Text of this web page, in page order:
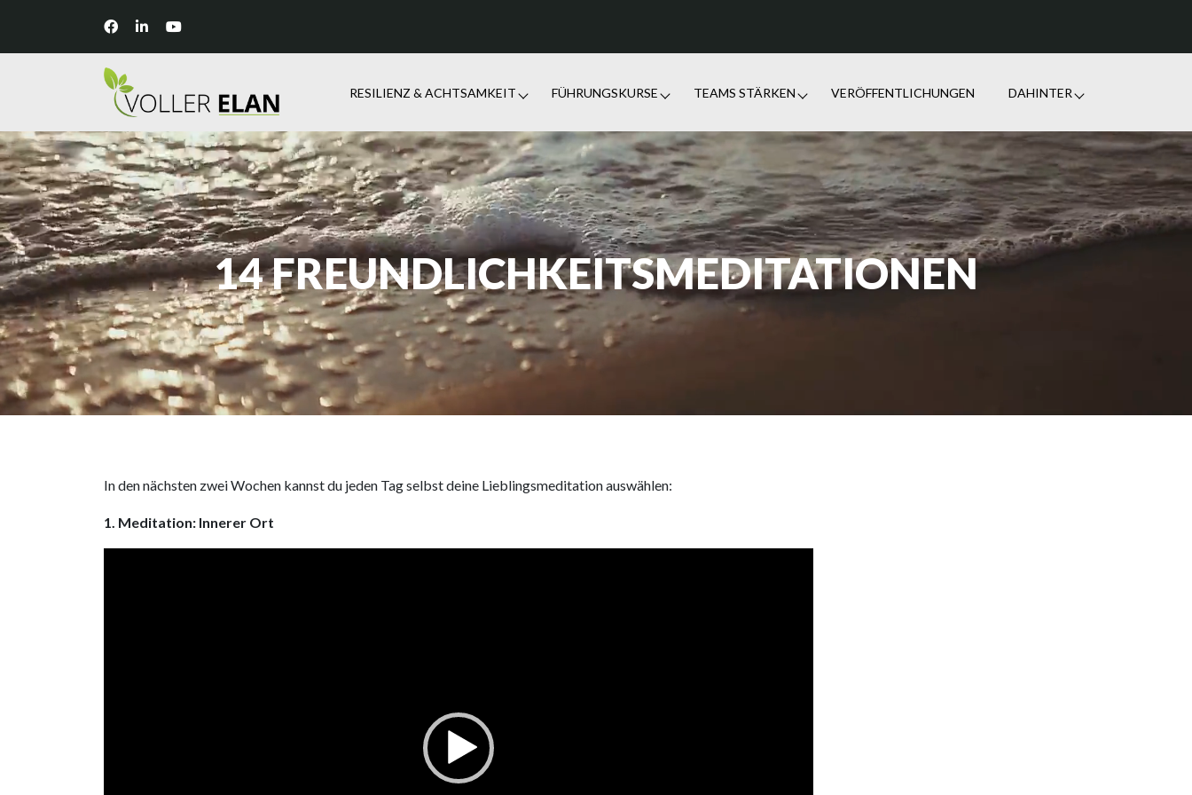
RESILIENZ & ACHTSAMKEIT FÜHRUNGSKURSE TEAMS STÄRKEN VERÖFFENTLICHUNGEN DAHINTER
14 FREUNDLICHKEITSMEDITATIONEN
In den nächsten zwei Wochen kannst du jeden Tag selbst deine Lieblingsmeditation auswählen:
1. Meditation: Innerer Ort